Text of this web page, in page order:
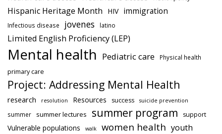
Hispanic Heritage Month HIV immigration
Infectious disease jovenes latino
Limited English Proficiency (LEP)
Mental health Pediatric care Physical health
primary care
Project: Addressing Mental Health
research resolution Resources success suicide prevention
summer summer lectures summer program support
Vulnerable populations walk women health youth